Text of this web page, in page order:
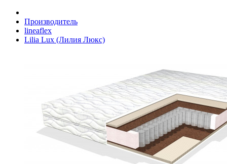
Производитель
lineaflex
Lilia Lux (Лилия Люкс)